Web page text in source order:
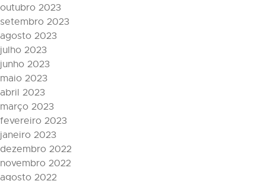
outubro 2023
setembro 2023
agosto 2023
julho 2023
junho 2023
maio 2023
abril 2023
março 2023
fevereiro 2023
janeiro 2023
dezembro 2022
novembro 2022
agosto 2022